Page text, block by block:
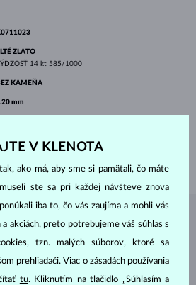
ZLATO
14 kt 585/1000
KAMEŇA
mm
mm
ATELIÉRU KLENOTA
V KLENOTA
ako má, aby sme si pamätali, čo máte
ste sa pri každej návšteve znova
iba to, čo vás zaujíma a mohli vás
akciách, preto potrebujeme váš súhlas s
tzn. malých súborov, ktoré sa
prehliadači. Viac o zásadách používania
tu. Kliknutím na tlačidlo „Súhlasím a